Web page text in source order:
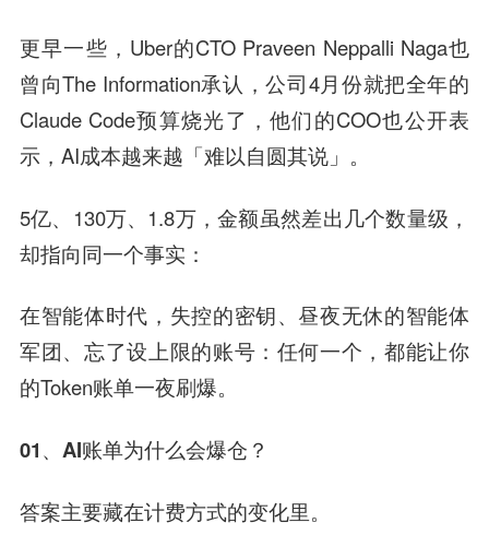
更早一些，Uber的CTO Praveen Neppalli Naga也
曾向The Information承认，公司4月份就把全年的
Claude Code预算烧光了，他们的COO也公开表
示，AI成本越来越「难以自圆其说」。
5亿、130万、1.8万，金额虽然差出几个数量级，
却指向同一个事实：
在智能体时代，失控的密钥、昼夜无休的智能体
军团、忘了设上限的账号：任何一个，都能让你
的Token账单一夜刷爆。
01、AI账单为什么会爆仓？
答案主要藏在计费方式的变化里。